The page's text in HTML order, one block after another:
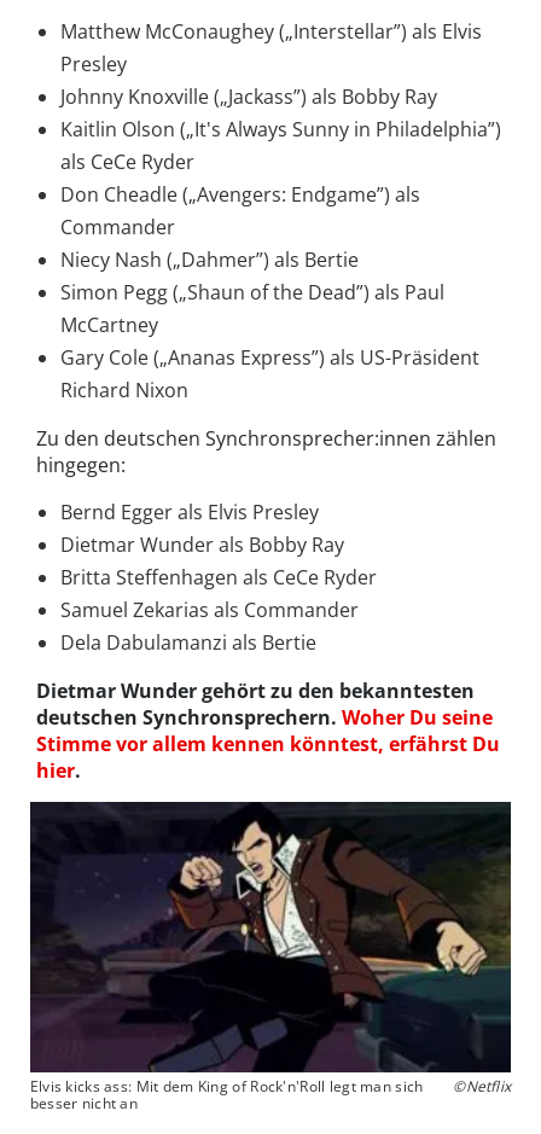
Matthew McConaughey („Interstellar”) als Elvis
Presley
Johnny Knoxville („Jackass”) als Bobby Ray
Kaitlin Olson („It's Always Sunny in Philadelphia”)
als CeCe Ryder
Don Cheadle („Avengers: Endgame”) als
Commander
Niecy Nash („Dahmer”) als Bertie
Simon Pegg („Shaun of the Dead”) als Paul
McCartney
Gary Cole („Ananas Express”) als US-Präsident
Richard Nixon
Zu den deutschen Synchronsprecher:innen zählen
hingegen:
Bernd Egger als Elvis Presley
Dietmar Wunder als Bobby Ray
Britta Steffenhagen als CeCe Ryder
Samuel Zekarias als Commander
Dela Dabulamanzi als Bertie
Dietmar Wunder gehört zu den bekanntesten
deutschen Synchronsprechern. Woher Du seine
Stimme vor allem kennen könntest, erfährst Du
hier.
Elvis kicks ass: Mit dem King of Rock'n'Roll legt man sich
besser nicht an
©Netflix